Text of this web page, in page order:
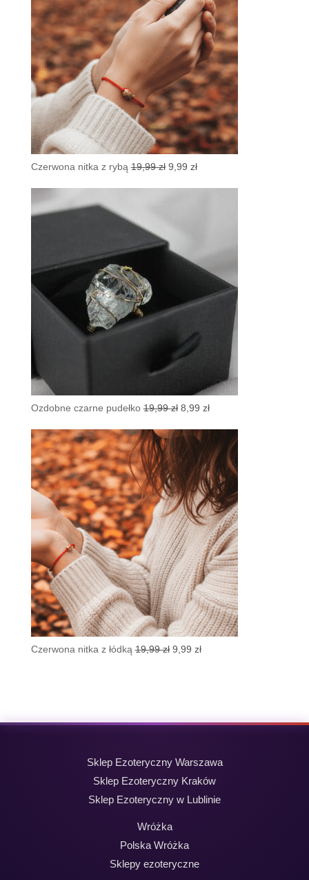
Czerwona nitka z rybą 19,99zł Pierwotna
9,99 złAktualna
Ozdobne czarne pudełko 19,99zł Pierwotna
wynosiła:
19,99 zł.
8,99 złAktualna
wynosi:
8,99 zł.
Czerwona nitka z łódką 19,99zł Pierwotna
9,99 złAktualna
Sklep Ezoteryczny Warszawa
Sklep Ezoteryczny Kraków
Sklep Ezoteryczny w Lublinie
Wróżka
Polska Wróżka
Sklepy ezoteryczne